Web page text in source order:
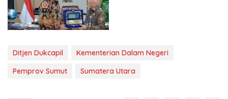
Ditjen Dukcapil
Kementerian Dalam Negeri
Pemprov Sumut
Sumatera Utara